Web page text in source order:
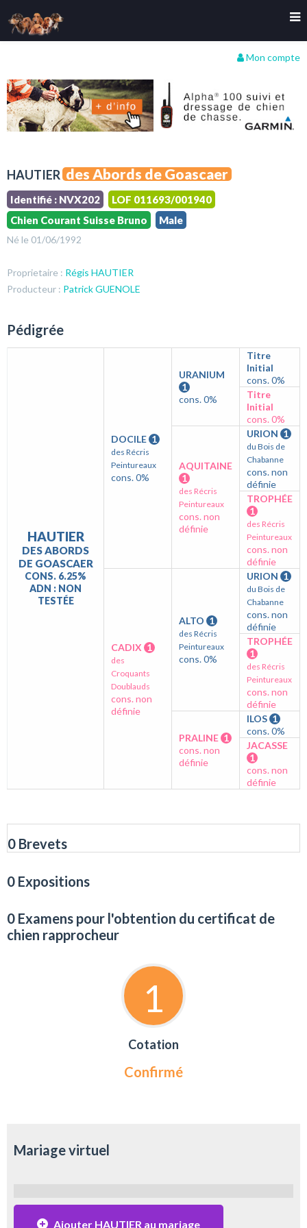
Mon compte
HAUTIER des Abords de Goascaer
Identifié : NVX202
LOF 011693/001940
Chien Courant Suisse Bruno
Male
Né le 01/06/1992
Proprietaire : Régis HAUTIER
Producteur : Patrick GUENOLE
Pédigrée
HAUTIER
DES ABORDS
DE GOASCAER
CONS. 6.25%
ADN : NON
TESTÉE
DOCILE 1
des Récris
Peintureaux
cons. 0%
URANIUM
1
cons. 0%
Titre
Initial
cons. 0%
Titre
Initial
cons. 0%
AQUITAINE
1
des Récris
Peintureaux
cons. non
définie
URION 1
du Bois de
Chabanne
cons. non
définie
TROPHÉE
1
des Récris
Peintureaux
cons. non
définie
CADIX 1
des
Croquants
Doublauds
cons. non
définie
ALTO 1
des Récris
Peintureaux
cons. 0%
URION 1
du Bois de
Chabanne
cons. non
définie
TROPHÉE
1
des Récris
Peintureaux
cons. non
définie
PRALINE 1
cons. non
définie
ILOS 1
cons. 0%
JACASSE
1
cons. non
définie
0 Brevets
0 Expositions
0 Examens pour l'obtention du certificat de
chien rapprocheur
1
Cotation
Confirmé
Mariage virtuel
Ajouter HAUTIER au mariage